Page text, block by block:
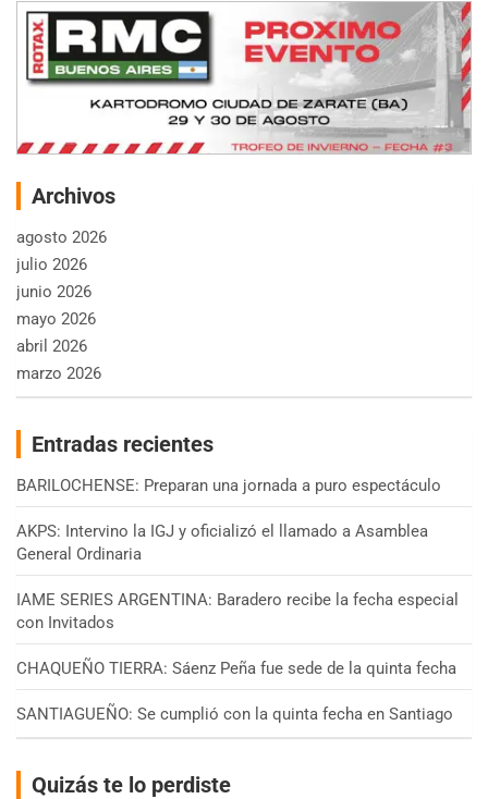
Archivos
agosto 2026
julio 2026
junio 2026
mayo 2026
abril 2026
marzo 2026
Entradas recientes
BARILOCHENSE: Preparan una jornada a puro espectáculo
AKPS: Intervino la IGJ y oficializó el llamado a Asamblea
General Ordinaria
IAME SERIES ARGENTINA: Baradero recibe la fecha especial
con Invitados
CHAQUEÑO TIERRA: Sáenz Peña fue sede de la quinta fecha
SANTIAGUEÑO: Se cumplió con la quinta fecha en Santiago
Quizás te lo perdiste